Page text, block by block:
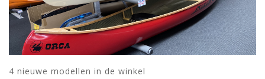
4 nieuwe modellen in de winkel